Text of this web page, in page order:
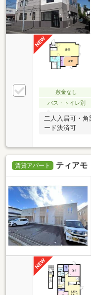
敷金なし
バス・トイレ別
二人入居可・角
ード決済可
賃貸アパート ティアモ